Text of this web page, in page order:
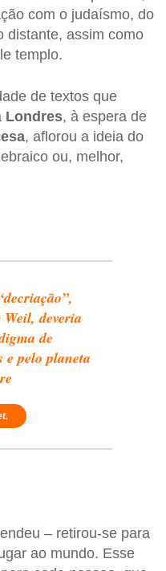
com o judaísmo, do
distante, assim como
templo.
de textos que
Londres, à espera de
, aflorou a ideia do
ou, melhor,
deveria
de
e pelo planeta
– retirou-se para
ao mundo. Esse